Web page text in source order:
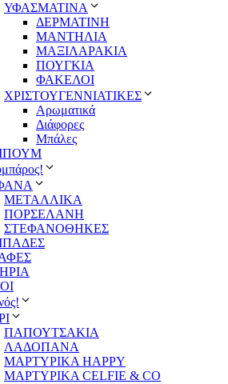
ΥΦΑΣΜΑΤΙΝA
ΔΕΡΜΑΤΙΝΗ
ΜΑΝΤΗΛΙΑ
ΜΑΞΙΛΑΡΑΚΙΑ
ΠΟΥΓΚΙΑ
ΦΑΚΕΛΟΙ
ΧΡΙΣΤΟΥΓΕΝΝΙΑΤΙΚΕΣ
Αρωματικά
Διάφορες
Μπάλες
ΜΕΤΑΛΛΙΚΑ
ΠΟΡΣΕΛΑΝΗ
ΣΤΕΦΑΝΟΘΗΚΕΣ
ΠΑΠΟΥΤΣΑΚΙΑ
ΛΑΔΟΠΑΝΑ
ΜΑΡΤΥΡΙΚΑ HAPPY
ΜΑΡΤΥΡΙΚΑ CELFIE & CO